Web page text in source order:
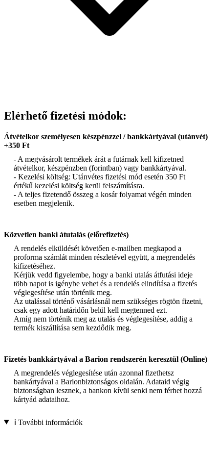
Elérhető fizetési módok:
Átvételkor személyesen készpénzzel / bankkártyával (utánvét)
+350 Ft
- A megvásárolt termékek árát a futárnak kell kifizetned
átvételkor, készpénzben (forintban) vagy bankkártyával.
- Kezelési költség: Utánvétes fizetési mód esetén 350 Ft
értékű kezelési költség kerül felszámításra.
- A teljes fizetendő összeg a kosár folyamat végén minden
esetben megjelenik.
Közvetlen banki átutalás (előrefizetés)
A rendelés elküldését követően e-mailben megkapod a
proforma számlát minden részletével együtt, a megrendelés
kifizetéséhez.
Kérjük vedd figyelembe, hogy a banki utalás átfutási ideje
több napot is igénybe vehet és a rendelés elindítása a fizetés
véglegesítése után történik meg.
Az utalással történő vásárlásnál nem szükséges rögtön fizetni,
csak egy adott határidőn belül kell megtenned ezt.
Amíg nem történik meg az utalás és véglegesítése, addig a
termék kiszállítása sem kezdődik meg.
Fizetés bankkártyával a Barion rendszerén keresztül (Online)
A megrendelés véglegesítése után azonnal fizethetsz
bankártyával a Barionbiztonságos oldalán. Adataid végig
biztonságban lesznek, a bankon kívül senki nem férhet hozzá
kártyád adataihoz.
ℹ️ További információk